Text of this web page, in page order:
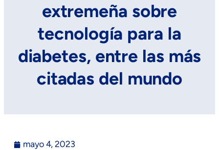
extremeña sobre
tecnología para la
diabetes, entre las más
citadas del mundo
mayo 4, 2023